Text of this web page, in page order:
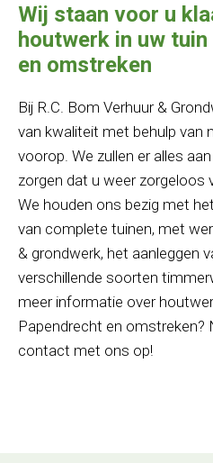
Wij staan voor u
houtwerk in uw
en omstreken
Bij R.C. Bom Verhuur &
van kwaliteit met behulp van
voorop. We zullen er alles
zorgen dat u weer zorgeloos
We houden ons bezig met
van complete tuinen, met
& grondwerk, het aanleggen
verschillende soorten
meer informatie over
Papendrecht en omstreken?
contact met ons op!